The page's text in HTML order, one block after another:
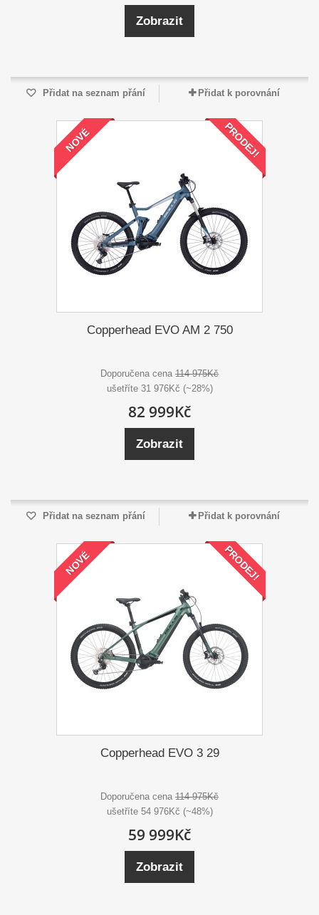
Zobrazit
Přidat na seznam přání Přidat k porovnání
NOVÉ PRODEJ!
Copperhead EVO AM 2 750
Doporučena cena 114 975Kč
ušetříte 31 976Kč (~28%)
82 999Kč
Zobrazit
Přidat na seznam přání Přidat k porovnání
NOVÉ PRODEJ!
Copperhead EVO 3 29
Doporučena cena 114 975Kč
ušetříte 54 976Kč (~48%)
59 999Kč
Zobrazit